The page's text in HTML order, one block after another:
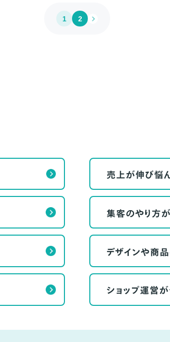
1 2
売上が伸び悩
集客のやり方
デザインや商
ショップ運営